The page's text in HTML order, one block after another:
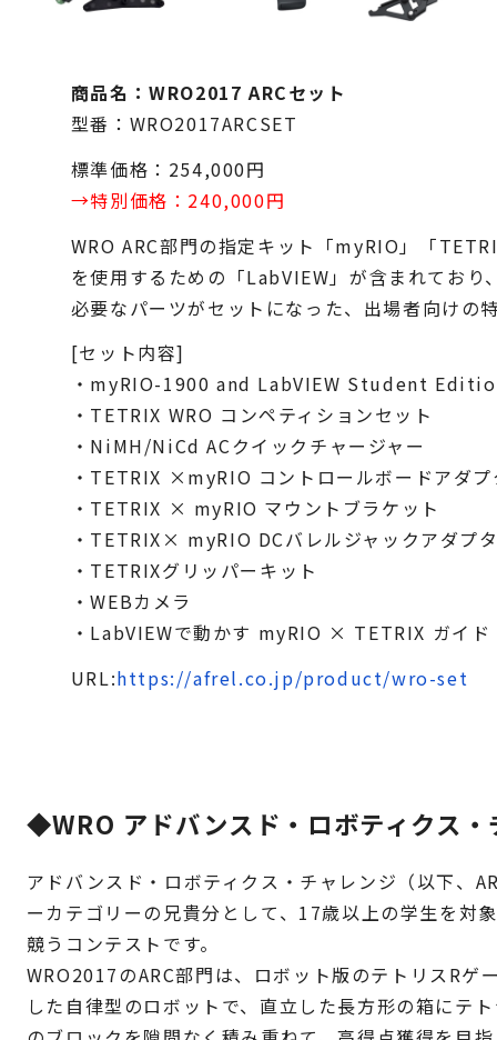
商品名：WRO2017 ARCセット
型番：WRO2017ARCSET
標準価格：254,000円
→特別価格：240,000円
WRO ARC部門の指定キット「myRIO」「
を使用するための「LabVIEW」が含まれており
必要なパーツがセットになった、出場者向けの
[セット内容]
・myRIO-1900 and LabVIEW Student
・TETRIX WRO コンペティションセット
・NiMH/NiCd ACクイックチャージャー
・TETRIX ×myRIO コントロールボードアダ
・TETRIX × myRIO マウントブラケット
・TETRIX× myRIO DCバレルジャックアダプ
・TETRIXグリッパーキット
・WEBカメラ
・LabVIEWで動かす myRIO × TETRIX ガイド
URL:https://afrel.co.jp/product/wro-set
◆WRO アドバンスド・ロボティクス・
アドバンスド・ロボティクス・チャレンジ（以下、
ーカテゴリーの兄貴分として、17歳以上の学生を対
競うコンテストです。
WRO2017のARC部門は、ロボット版のテトリスRゲ
した自律型のロボットで、直立した長方形の箱にテ